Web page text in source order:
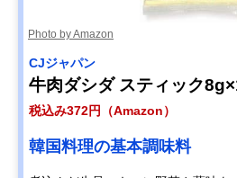
Photo by Amazon
CJジャパン
牛肉ダシダ スティック
税込み372円（Amazon）
韓国料理の基本調味料